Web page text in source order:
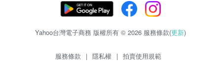
Yahoo台灣電子商務 版權所有 © 2026 服務條款(更新)
服務條款 | 隱私權 | 拍賣使用規範